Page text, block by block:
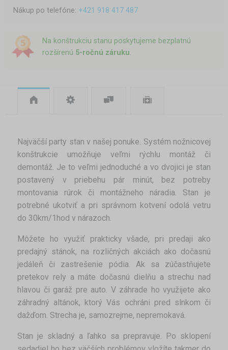
Nákup po telefóne: +421 918 417 487
Na konštrukciu stanu poskytujeme bezplatnú
rozšírenú 5-ročnú záruku.
Najväčší party stan v našej ponuke. Systém nožnicovej
konštrukcie umožňuje veľmi rýchlu montáž či
demontáž. Je to veľmi jednoduché a vo dvojici je stan
postavený v priebehu pár minút, bez potreby
montovania rúrok či montážneho náradia. Stan je
potrebné ukotviť a pri správnom kotvení odolá vetru
do 30km/1hod v nárazoch.
Môžete ho využiť prakticky všade, pri predaji ako
predajný stánok, na rozličných akciách ako dočasnú
jedáleň či zastrešenie pódia. Ak sa zúčastňujete
pretekov rely a máte dočasnú dielňu a strechu nad
hlavou či garáž pre auto. V záhrade ho využijete ako
záhradný altánok, ktorý Vás ochráni pred slnkom či
dažďom. Strecha je, samozrejme, nepremokavá.
Stan je skladný a ľahko sa prepravuje. Po sklopení